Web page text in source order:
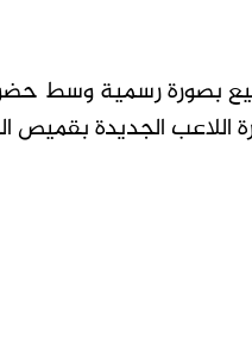
بصورة رسمية وسط
اللاعب الجديدة بقميص